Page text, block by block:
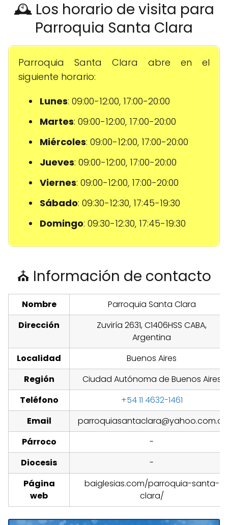
🕰️ Los horario de visita para
Parroquia Santa Clara
Parroquia Santa Clara abre en el
siguiente horario:
Lunes: 09:00-12:00, 17:00-20:00
Martes: 09:00-12:00, 17:00-20:00
Miércoles: 09:00-12:00, 17:00-20:00
Jueves: 09:00-12:00, 17:00-20:00
Viernes: 09:00-12:00, 17:00-20:00
Sábado: 09:30-12:30, 17:45-19:30
Domingo: 09:30-12:30, 17:45-19:30
⛪ Información de contacto
Nombre
Parroquia Santa Clara
Dirección
Zuviría 2631, C1406HSS CABA,
Argentina
Localidad
Buenos Aires
Región
Ciudad Autónoma de Buenos Aires
Teléfono
+54 11 4632-1461
Email
parroquiasantaclara@yahoo.com.ar
Párroco
-
Diocesis
-
Página
web
baiglesias.com/parroquia-santa-
clara/